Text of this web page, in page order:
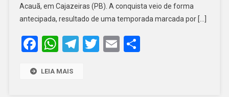
DE
VAQUEJADA
Acauã, em Cajazeiras (PB). A conquista veio de forma
antecipada, resultado de uma temporada marcada por […]
Facebook
WhatsApp
Telegram
Twitter
EmailShare
LEIA MAIS